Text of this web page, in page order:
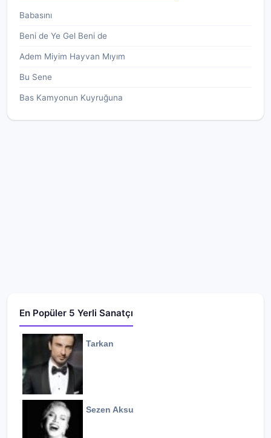
Babasını
Beni de Ye Gel Beni de
Adem Miyim Hayvan Mıyım
Bu Sene
Bas Kamyonun Kuyruğuna
En Popüler 5 Yerli Sanatçı
Tarkan
Sezen Aksu